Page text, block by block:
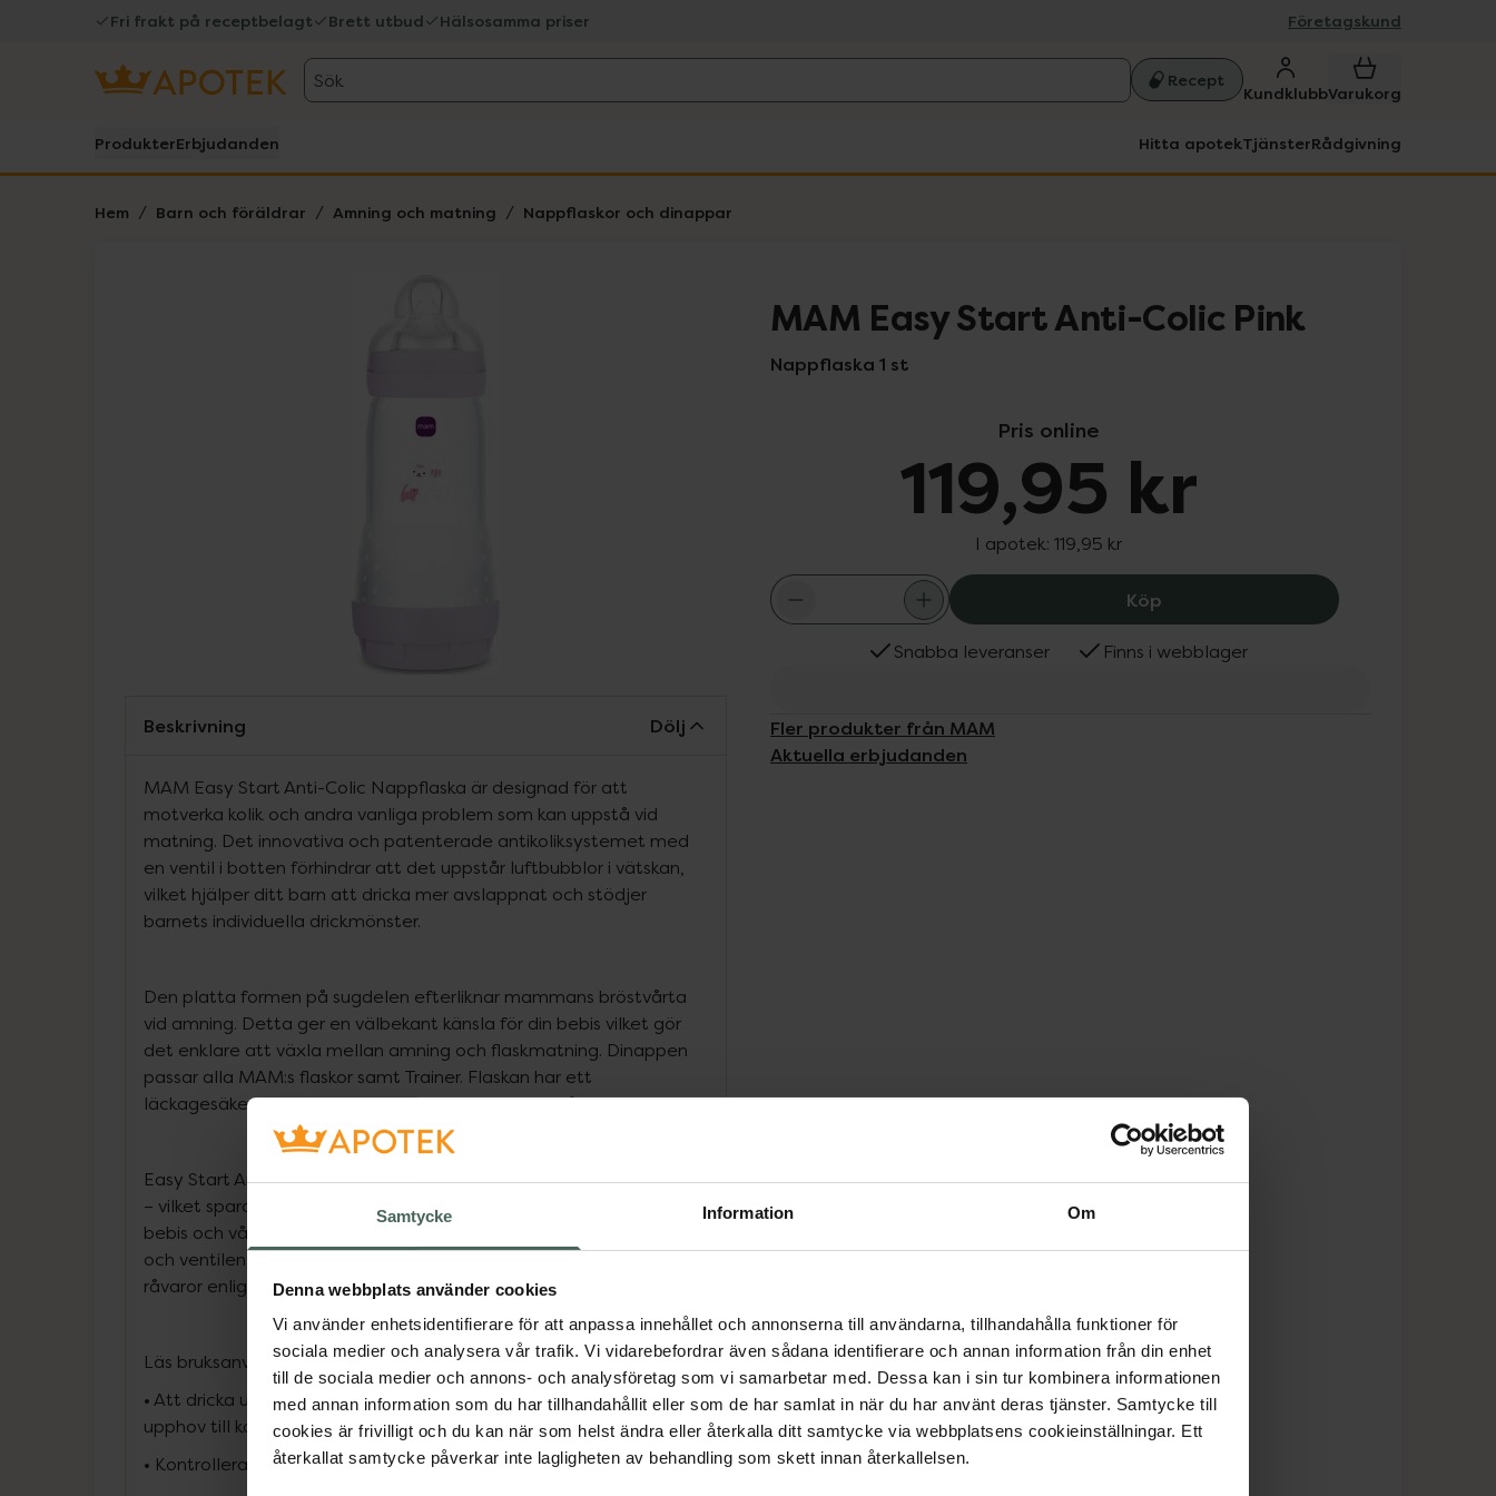
Samtycke Information Om
Denna webbplats använder cookies
Vi använder enhetsidentifierare för att anpassa innehållet och annonserna till användarna, tillhandahålla funktioner för
sociala medier och analysera vår trafik. Vi vidarebefordrar även sådana identifierare och annan information från din enhet
till de sociala medier och annons- och analysföretag som vi samarbetar med. Dessa kan i sin tur kombinera informationen
med annan information som du har tillhandahållit eller som de har samlat in när du har använt deras tjänster. Samtycke till
cookies är frivilligt och du kan när som helst ändra eller återkalla ditt samtycke via webbplatsens cookieinställningar. Ett
återkallat samtycke påverkar inte lagligheten av behandling som skett innan återkallelsen.
Fri frakt på receptbelagt Brett utbud Hälsosamma priser Företagskund
Sök Recept
KundklubbVarukorg
ProdukterErbjudanden Hitta apotekTjänsterRådgivning
Hem Barn och föräldrar Amning och matning Nappflaskor och dinappar
MAM Easy Start Anti-Colic Pink
Nappflaska 1 st
Pris online
119,95 kr
I apotek: 119,95 kr
Köp MAM Easy Start Anti-Colic Pink,
Snabba leveranser Finns i webblager
Fler produkter från MAM
Aktuella erbjudanden
Beskrivning Dölj
MAM Easy Start Anti-Colic Nappflaska är designad för att
motverka kolik och andra vanliga problem som kan uppstå vid
matning. Det innovativa och patenterade antikoliksystemet med
en ventil i botten förhindrar att det uppstår luftbubblor i vätskan,
vilket hjälper ditt barn att dricka mer avslappnat och stödjer
barnets individuella drickmönster.
Den platta formen på sugdelen efterliknar mammans bröstvårta
vid amning. Detta ger en välbekant känsla för din bebis vilket gör
det enklare att växla mellan amning och flaskmatning. Dinappen
passar alla MAM:s flaskor samt Trainer. Flaskan har ett
läckagesäkert lock som även kan användas som mått.
Easy Start Anti-Colic kan enkelt steriliseras i mikrovågsugn på 3 min
– vilket sparar tid och energiförbrukning. Vi vill det bästa för din
bebis och vår planet. Därför är alla flaskdelar, utom silikonnappen
och ventilen, tillverkade av polypropen kopplad till bio-cirkulära
råvaror enligt massbalansmetoden, certifierad av ISCC PLUS.
Läs bruksanvisningen innan första användning.
• Att dricka ur nappflaska oavbrutet och under lång tid kan ge
upphov till karies.
• Kontrollera alltid vätskans temperatur före matning.